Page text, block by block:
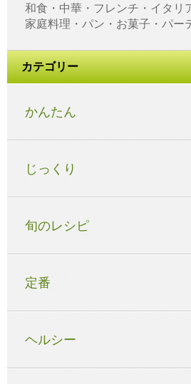
和食・中華・フレンチ・イタリ
家庭料理・パン・お菓子・パー
カテゴリー
かんたん
じっくり
旬のレシピ
定番
ヘルシー